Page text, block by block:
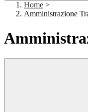
Home >
Amministrazione